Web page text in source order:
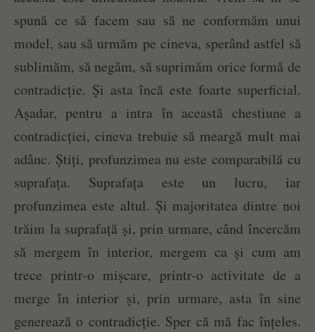
spună ce să facem sau să ne conformăm unui
model, sau să urmăm pe cineva, sperând astfel să
sublimăm, să negăm, să suprimăm orice formă de
contradicție. Și asta încă este foarte superficial.
Așadar, pentru a intra în această chestiune a
contradicției, cineva trebuie să meargă mult mai
adânc. Știți, profunzimea nu este comparabilă cu
suprafața. Suprafața este un lucru, iar
profunzimea este altul. Și majoritatea dintre noi
trăim la suprafață și, prin urmare, când încercăm
să mergem în interior, mergem ca și cum am
trece printr-o mișcare, printr-o activitate de a
merge în interior și, prin urmare, asta în sine
generează o contradicție. Sper că mă fac înțeles.